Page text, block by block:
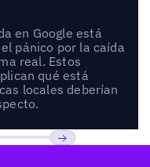
en Google está
pánico por la caída
real. Estos
qué está
locales deberían